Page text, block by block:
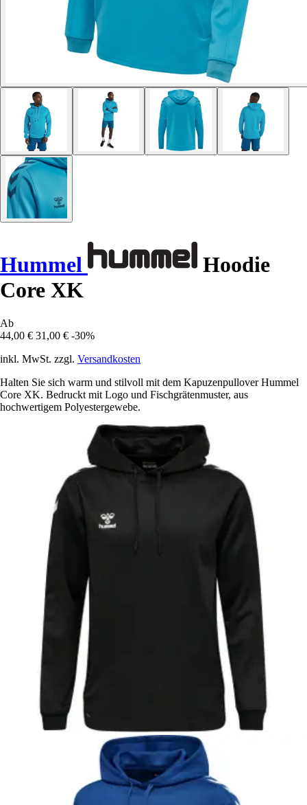
Hummel
Hoodie
Core XK
Ab
44,00 € 31,00 € -30%
inkl. MwSt. zzgl. Versandkosten
Halten Sie sich warm und stilvoll mit dem Kapuzenpullover Hummel
Core XK. Bedruckt mit Logo und Fischgrätenmuster, aus
hochwertigem Polyestergewebe.